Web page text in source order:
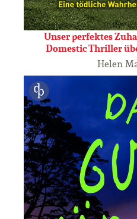
Unser perfektes
Domestic Thriller
Helen